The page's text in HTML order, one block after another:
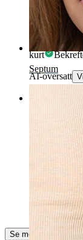
Septum
prince
svært bra og
kurt
AI-oversatt
Intimt
Supergode
Alex Mandru
AI-oversatt
Se mer